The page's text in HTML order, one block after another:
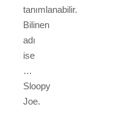
tanımlanabilir.
Bilinen
adı
ise
…
Sloopy
Joe.